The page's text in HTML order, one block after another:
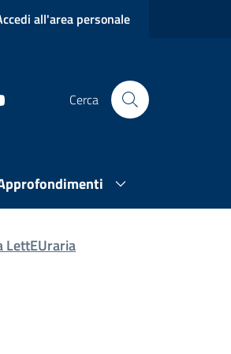
all'area personale
Cerca
LettEUraria